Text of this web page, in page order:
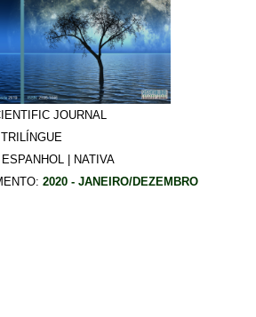
JOURNAL
| NATIVA
2020 - JANEIRO/DEZEMBRO